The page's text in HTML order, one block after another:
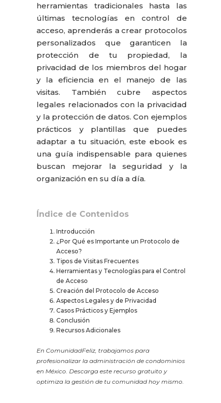
herramientas tradicionales hasta las
últimas tecnologías en control de
acceso, aprenderás a crear protocolos
personalizados que garanticen la
protección de tu propiedad, la
privacidad de los miembros del hogar
y la eficiencia en el manejo de las
visitas. También cubre aspectos
legales relacionados con la privacidad
y la protección de datos. Con ejemplos
prácticos y plantillas que puedes
adaptar a tu situación, este ebook es
una guía indispensable para quienes
buscan mejorar la seguridad y la
organización en su día a día.‍
Índice de Contenidos
Introducción
¿Por Qué es Importante un Protocolo de
Acceso?
Tipos de Visitas Frecuentes
Herramientas y Tecnologías para el Control
de Acceso
Creación del Protocolo de Acceso
Aspectos Legales y de Privacidad
Casos Prácticos y Ejemplos
Conclusión
Recursos Adicionales
En ComunidadFeliz, trabajamos para
profesionalizar la administración de condominios
en México. Descarga este recurso gratuito y
optimiza la gestión de tu comunidad hoy mismo.